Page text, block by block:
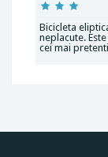
Bicicleta
neplacute.
cei mai